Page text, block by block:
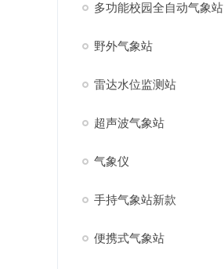
多功能校园全自动气象站
野外气象站
雷达水位监测站
超声波气象站
气象仪
手持气象站新款
便携式气象站